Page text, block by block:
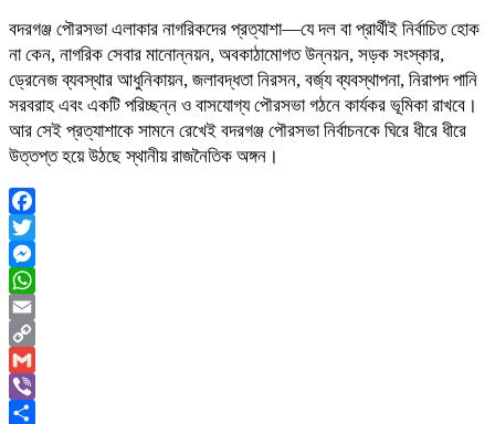
বদরগঞ্জ পৌরসভা এলাকার নাগরিকদের প্রত্যাশা—যে দল বা প্রার্থীই নির্বাচিত হোক
না কেন, নাগরিক সেবার মানোন্নয়ন, অবকাঠামোগত উন্নয়ন, সড়ক সংস্কার,
ড্রেনেজ ব্যবস্থার আধুনিকায়ন, জলাবদ্ধতা নিরসন, বর্জ্য ব্যবস্থাপনা, নিরাপদ পানি
সরবরাহ এবং একটি পরিচ্ছন্ন ও বাসযোগ্য পৌরসভা গঠনে কার্যকর ভূমিকা রাখবে।
আর সেই প্রত্যাশাকে সামনে রেখেই বদরগঞ্জ পৌরসভা নির্বাচনকে ঘিরে ধীরে ধীরে
উত্তপ্ত হয়ে উঠছে স্থানীয় রাজনৈতিক অঙ্গন।
Facebook
Twitter
Messenger
WhatsApp
Email
Copy
Link
Gmail
Viber